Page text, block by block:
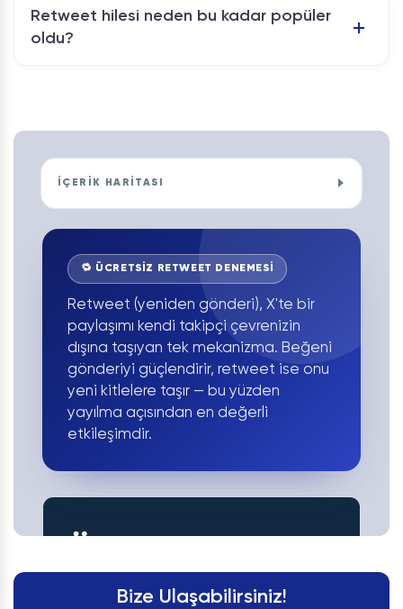
Retweet hilesi neden bu kadar popüler
oldu?
İÇERİK HARİTASI
🔁 ÜCRETSİZ RETWEET DENEMESİ
Retweet (yeniden gönderi), X'te bir
paylaşımı kendi takipçi çevrenizin
dışına taşıyan tek mekanizma. Beğeni
gönderiyi güçlendirir, retweet ise onu
yeni kitlelere taşır — bu yüzden
yayılma açısından en değerli
etkileşimdir.
Bize Ulaşabilirsiniz!